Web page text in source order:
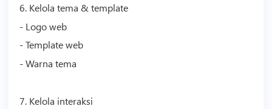
6. Kelola tema & template
- Logo web
-Templateweb
- Warna tema
7. Kelola interaksi